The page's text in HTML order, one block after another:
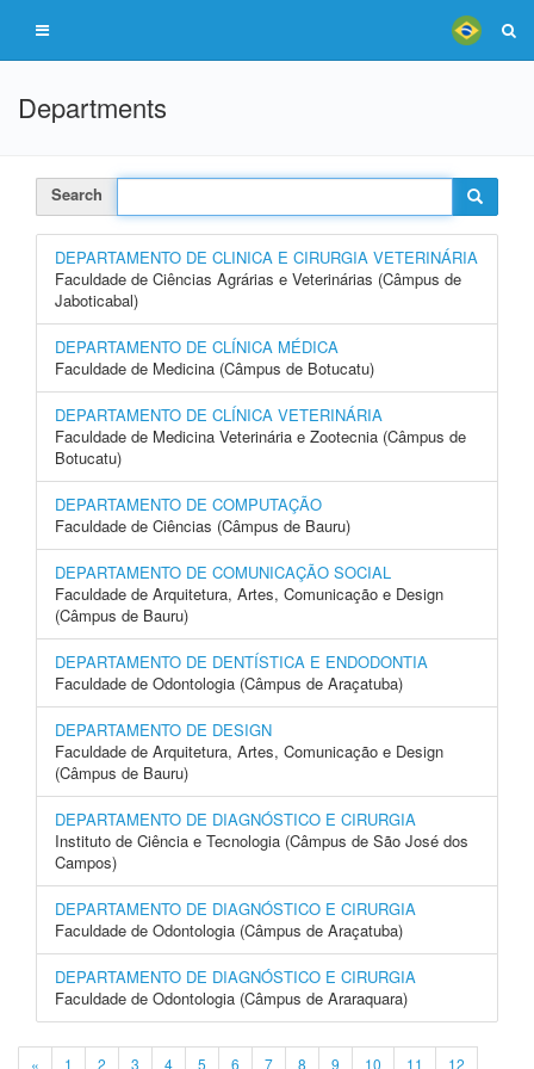
Departments
Search
DEPARTAMENTO DE CLINICA E CIRURGIA VETERINÁRIA
Faculdade de Ciências Agrárias e Veterinárias (Câmpus de
Jaboticabal)
DEPARTAMENTO DE CLÍNICA MÉDICA
Faculdade de Medicina (Câmpus de Botucatu)
DEPARTAMENTO DE CLÍNICA VETERINÁRIA
Faculdade de Medicina Veterinária e Zootecnia (Câmpus de
Botucatu)
DEPARTAMENTO DE COMPUTAÇÃO
Faculdade de Ciências (Câmpus de Bauru)
DEPARTAMENTO DE COMUNICAÇÃO SOCIAL
Faculdade de Arquitetura, Artes, Comunicação e Design
(Câmpus de Bauru)
DEPARTAMENTO DE DENTÍSTICA E ENDODONTIA
Faculdade de Odontologia (Câmpus de Araçatuba)
DEPARTAMENTO DE DESIGN
Faculdade de Arquitetura, Artes, Comunicação e Design
(Câmpus de Bauru)
DEPARTAMENTO DE DIAGNÓSTICO E CIRURGIA
Instituto de Ciência e Tecnologia (Câmpus de São José dos
Campos)
DEPARTAMENTO DE DIAGNÓSTICO E CIRURGIA
Faculdade de Odontologia (Câmpus de Araçatuba)
DEPARTAMENTO DE DIAGNÓSTICO E CIRURGIA
Faculdade de Odontologia (Câmpus de Araraquara)
« 1 2 3 4 5 6 7 8 9 10 11 12